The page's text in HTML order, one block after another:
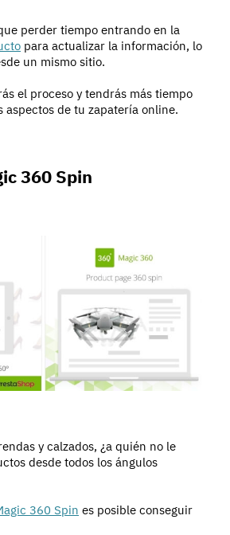
perder tiempo entrando en la
para actualizar la información, lo
un mismo sitio.
el proceso y tendrás más tiempo
aspectos de tu zapatería online.
360 Spin
y calzados, ¿a quién no le
desde todos los ángulos
360 Spin es posible conseguir